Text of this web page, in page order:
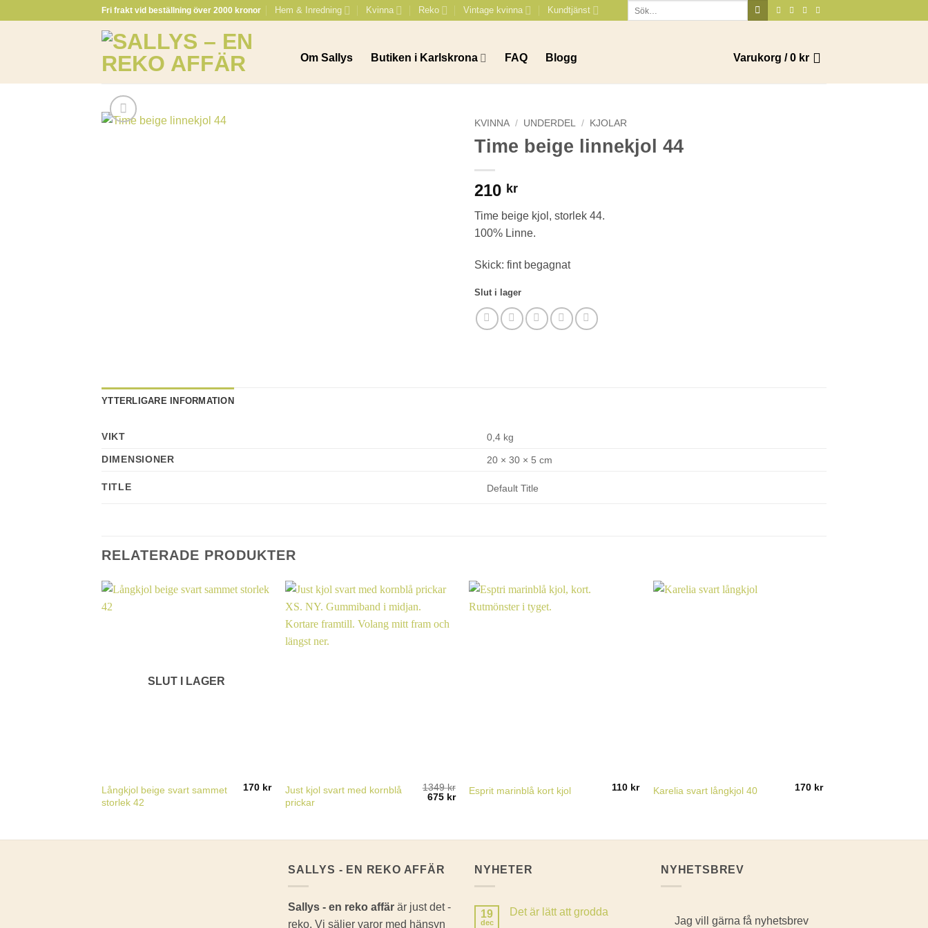
Fri frakt vid beställning över 2000 kronor Hem & Inredning Kvinna Reko Vintage kvinna Kundtjänst
Om Sallys Butiken i Karlskrona FAQ Blogg Varukorg /0 kr
KVINNA / UNDERDEL / KJOLAR
Time beige linnekjol 44
210 kr
Time beige kjol, storlek 44.
100% Linne.
Skick: fint begagnat
Slut i lager
YTTERLIGARE INFORMATION
VIKT
0,4 kg
DIMENSIONER
20 × 30 × 5 cm
TITLE Default Title
RELATERADE PRODUKTER
SLUT I LAGER
Långkjol beige svart sammet
storlek 42
170 kr
Just kjol svart med kornblå
prickar
1349kr
Det
675 krDetEsprit marinblå kort kjol 110 kr Karelia svart långkjol 40 170 kr
SALLYS - EN REKO AFFÄR
Sallys - en reko affär är just det -
reko. Vi säljer varor med hänsyn
NYHETER
19
dec
Det är lätt att grodda
NYHETSBREV
Jag vill gärna få nyhetsbrev